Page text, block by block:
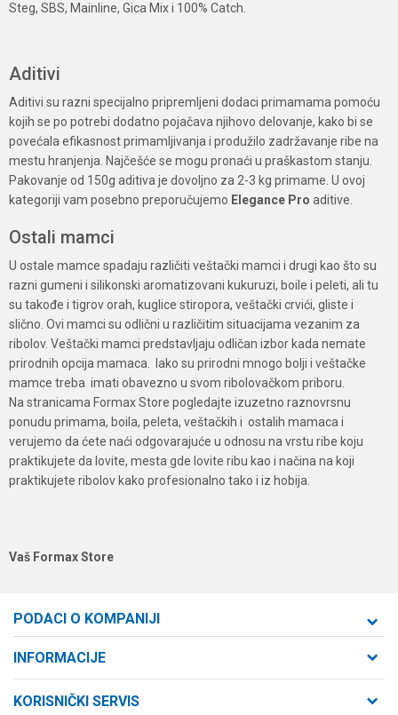
Steg, SBS, Mainline, Gica Mix i 100% Catch.
Aditivi
Aditivi su razni specijalno pripremljeni dodaci primamama pomoću
kojih se po potrebi dodatno pojačava njihovo delovanje, kako bi se
povećala efikasnost primamljivanja i produžilo zadržavanje ribe na
mestu hranjenja. Najčešće se mogu pronaći u praškastom stanju.
Pakovanje od 150g aditiva je dovoljno za 2-3 kg primame. U ovoj
kategoriji vam posebno preporučujemo Elegance Pro aditive.
Ostali mamci
U ostale mamce spadaju različiti veštački mamci i drugi kao što su
razni gumeni i silikonski aromatizovani kukuruzi, boile i peleti, ali tu
su takođe i tigrov orah, kuglice stiropora, veštački crvići, gliste i
slično. Ovi mamci su odlični u različitim situacijama vezanim za
ribolov. Veštački mamci predstavljaju odličan izbor kada nemate
prirodnih opcija mamaca. Iako su prirodni mnogo bolji i veštačke
mamce treba imati obavezno u svom ribolovačkom priboru.
Na stranicama Formax Store pogledajte izuzetno raznovrsnu
ponudu primama, boila, peleta, veštačkih i ostalih mamaca i
verujemo da ćete naći odgovarajuće u odnosu na vrstu ribe koju
praktikujete da lovite, mesta gde lovite ribu kao i načina na koji
praktikujete ribolov kako profesionalno tako i iz hobija.
Vaš Formax Store
PODACI O KOMPANIJI
Cara Dušana 47
INFORMACIJE
KORISNIČKI SERVIS